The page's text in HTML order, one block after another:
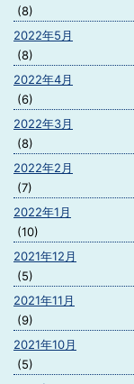
(8)
2022年5月
(8)
2022年4月
(6)
2022年3月
(8)
2022年2月
(7)
2022年1月
(10)
2021年12月
(5)
2021年11月
(9)
2021年10月
(5)